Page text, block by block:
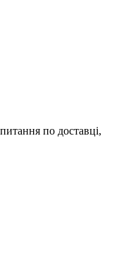
по доставці,